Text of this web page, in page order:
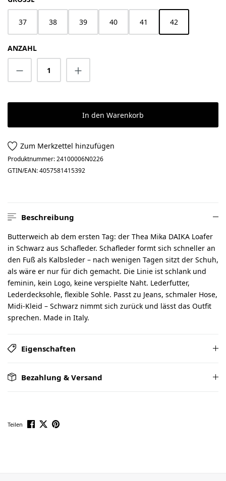
37 38 39 40 41 42
ANZAHL
Produkt Anzahl: Gib den gewünschten
In den Warenkorb
Zum Merkzettel hinzufügen
Produktnummer:24100006N0226
GTIN/EAN:4057581415392
Beschreibung
Butterweich ab dem ersten Tag: der Thea Mika DAIKA Loafer
in Schwarz aus Schafleder. Schafleder formt sich schneller an
den Fuß als Kalbsleder – nach wenigen Tagen sitzt der Schuh,
als wäre er nur für dich gemacht. Die Linie ist schlank und
feminin, kein Logo, keine verspielte Naht. Lederfutter,
Lederdecksohle, flexible Sohle. Passt zu Jeans, schmaler Hose,
Midi-Kleid – Schwarz nimmt sich zurück und lässt das Outfit
sprechen. Made in Italy.
Eigenschaften
Bezahlung & Versand
Teilen